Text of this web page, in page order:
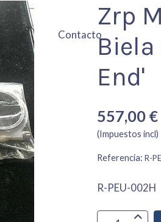
Contacto
Zrp
Biela
End'
557,00 €
(Impuestos incl)
Referencia:R-
R-PEU-002H